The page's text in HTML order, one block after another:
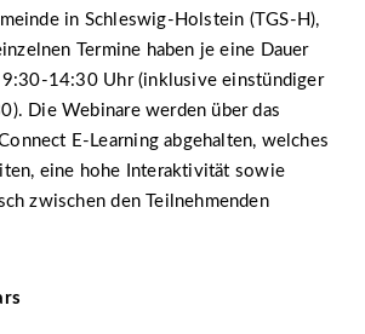
in Schleswig-Holstein (TGS-H),
Termine haben je eine Dauer
14:30 Uhr (inklusive einstündiger
Die Webinare werden über das
E-Learning abgehalten, welches
eine hohe Interaktivität sowie
zwischen den Teilnehmenden